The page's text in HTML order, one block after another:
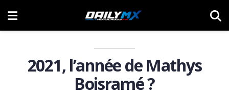
2021, l’année de Mathys
Boisramé ?